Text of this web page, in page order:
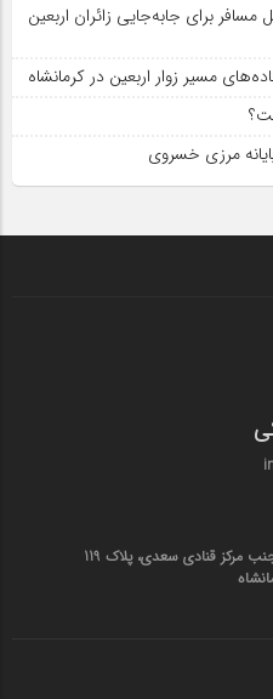
برای جابه‌جایی زائران اربعین
مرزی خسروی
کرمانشاه خیابان سعدی ، جنب مرکز قنادی سعدی، پلاک 119